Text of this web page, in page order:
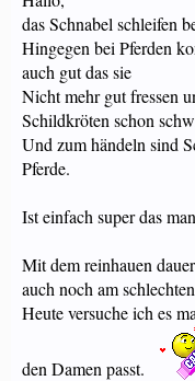
das Schnabel schleifen
Hingegen bei Pferden
auch gut das sie
Nicht mehr gut fressen
Schildkröten schon
Und zum händeln sind
Pferde.
Ist einfach super das
Mit dem reinhauen
auch noch am
Heute versuche ich es
den Damen passt.